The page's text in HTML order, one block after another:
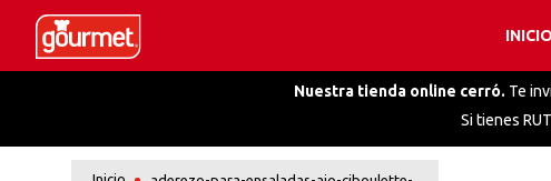
INICIO
Nuestra tienda online cerró. Te
Si tienes